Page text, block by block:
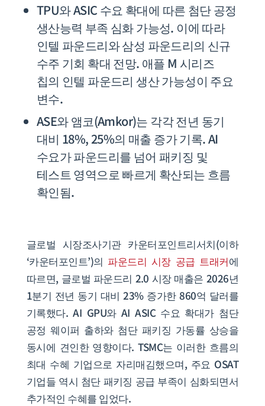
TPU와 ASIC 수요 확대에 따른 첨단 공정
생산능력 부족 심화 가능성. 이에 따라
인텔 파운드리와 삼성 파운드리의 신규
수주 기회 확대 전망. 애플 M 시리즈
칩의 인텔 파운드리 생산 가능성이 주요
변수.
ASE와 앰코(Amkor)는 각각 전년 동기
대비 18%, 25%의 매출 증가 기록. AI
수요가 파운드리를 넘어 패키징 및
테스트 영역으로 빠르게 확산되는 흐름
확인됨.
글로벌 시장조사기관 카운터포인트리서치(이하
‘카운터포인트’)의 파운드리 시장 공급 트래커에
따르면, 글로벌 파운드리 2.0 시장 매출은 2026년
1분기 전년 동기 대비 23% 증가한 860억 달러를
기록했다. AI GPU와 AI ASIC 수요 확대가 첨단
공정 웨이퍼 출하와 첨단 패키징 가동률 상승을
동시에 견인한 영향이다. TSMC는 이러한 흐름의
최대 수혜 기업으로 자리매김했으며, 주요 OSAT
기업들 역시 첨단 패키징 공급 부족이 심화되면서
추가적인 수혜를 입었다.